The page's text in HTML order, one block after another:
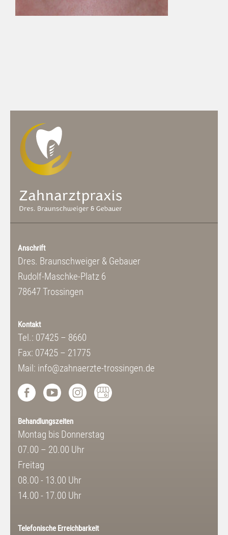
Anschrift
Dres. Braunschweiger & Gebauer
Rudolf-Maschke-Platz 6
78647 Trossingen
Kontakt
Tel.: 07425 – 8660
Fax: 07425 – 21775
Mail: info@zahnaerzte-trossingen.de
Behandlungszeiten
Montag bis Donnerstag
07.00 – 20.00 Uhr
Freitag
08.00 - 13.00 Uhr
14.00 - 17.00 Uhr
Telefonische Erreichbarkeit